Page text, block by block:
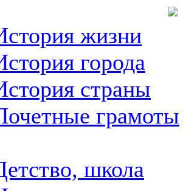
жизни
города
страны
грамоты
школа